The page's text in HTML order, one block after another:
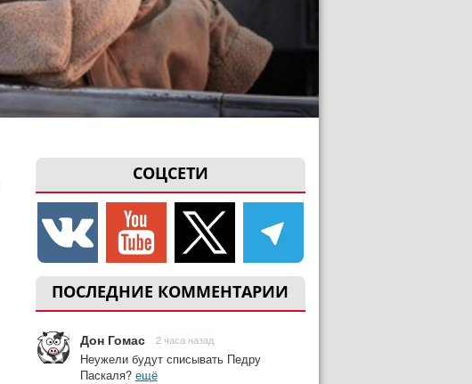
СОЦСЕТИ
ПОСЛЕДНИЕ КОММЕНТАРИИ
Дон Гомас 2 часа назад
Неужели будут списывать Педру
Паскаля? ещё